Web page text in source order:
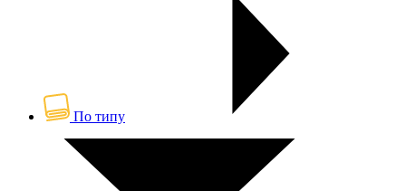
По типу